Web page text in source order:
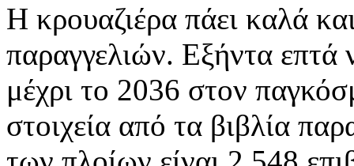
Η κρουαζιέρα πάει καλά
παραγγελιών. Εξήντα επτά
μέχρι το 2036 στον
στοιχεία από τα βιβλία